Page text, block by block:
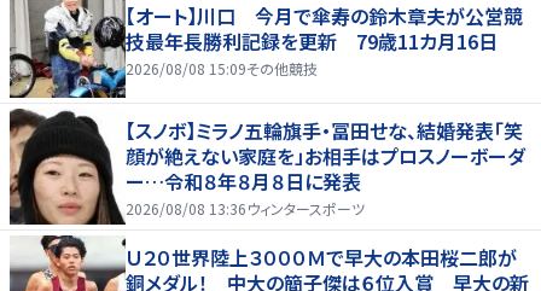
【オート】川口 今月で傘寿の鈴木章夫が公営競
技最年長勝利記録を更新 79歳11カ月16日
2026/08/08 15:09その他競技
【スノボ】ミラノ五輪旗手・冨田せな、結婚発表「笑
顔が絶えない家庭を」お相手はプロスノーボーダ
ー…令和８年８月８日に発表
2026/08/08 13:36ウィンタースポーツ
Ｕ２０世界陸上３０００Ｍで早大の本田桜二郎が
銅メダル！ 中大の簡子傑は６位入賞 早大の新